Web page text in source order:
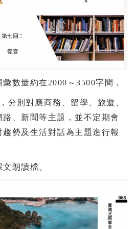
數量約在2000～3500字間，
分別對應商務、留學、旅遊、
、新聞等主題，並不定期會
勢及生活對話為主題進行報
朗讀檔。